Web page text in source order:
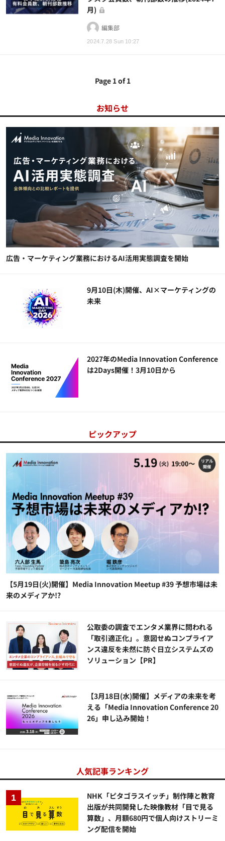
2024.7.28 Sun 10:27
月)
編集部
Page 1 of 1
お知らせ
広告・マーケティング業務におけるAI活用実態調査を開始
9月10日(木)開催、AI×マーケティングの
未来
2027年のMedia Innovation Conference
は2Days開催！3月10日から
ピックアップ
【5月19日(火)開催】Media Innovation Meetup #39 予想市場は未
来のメディアか!?
公​​取委の調査でエンタメ業界に問われる
「取引適正化」。意図せぬコンプライア
ンス違反を未然に防ぐ日立システムズの
ソリューション​【PR】
【3月18日(水)開催】メディアの未来を考
える「Media Innovation Conference 20
26」申し込み開始！
人気記事ランキング
NHK「ピタゴラスイッチ」制作陣と教育
出版が共同開発した映像教材「目で見る
算数」、月額680円で個人向けストリーミ
ング配信を開始